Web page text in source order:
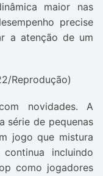
maior nas
precise
a atenção de um
Reprodução)
novidades. A
série de pequenas
jogo que mistura
incluindo
como jogadores